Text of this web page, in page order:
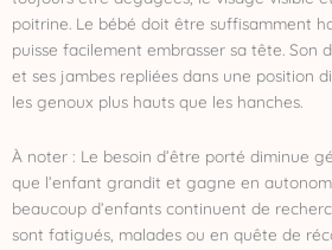
poitrine. Le bébé doit être suffisamment
puisse facilement embrasser sa tête. Son
et ses jambes repliées dans une position
les genoux plus hauts que les hanches.
À noter : Le besoin d’être porté diminue
que l’enfant grandit et gagne en
beaucoup d’enfants continuent de
sont fatigués, malades ou en quête de